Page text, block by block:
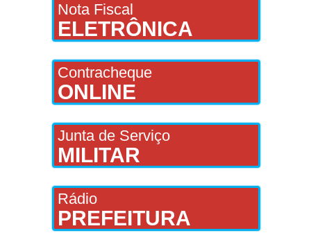
Nota Fiscal
ELETRÔNICA
Contracheque
ONLINE
Junta de Serviço
MILITAR
Rádio
PREFEITURA